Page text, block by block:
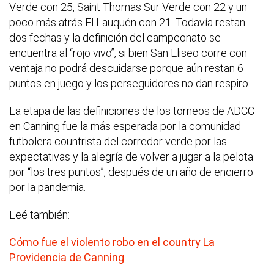
Verde con 25, Saint Thomas Sur Verde con 22 y un
poco más atrás El Lauquén con 21. Todavía restan
dos fechas y la definición del campeonato se
encuentra al “rojo vivo”, si bien San Eliseo corre con
ventaja no podrá descuidarse porque aún restan 6
puntos en juego y los perseguidores no dan respiro.
La etapa de las definiciones de los torneos de ADCC
en Canning fue la más esperada por la comunidad
futbolera countrista del corredor verde por las
expectativas y la alegría de volver a jugar a la pelota
por “los tres puntos”, después de un año de encierro
por la pandemia.
Leé también:
Cómo fue el violento robo en el country La
Providencia de Canning